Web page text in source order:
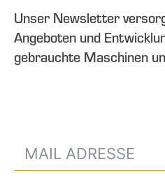
Unser Newsletter
Angeboten und
gebrauchte Maschinen